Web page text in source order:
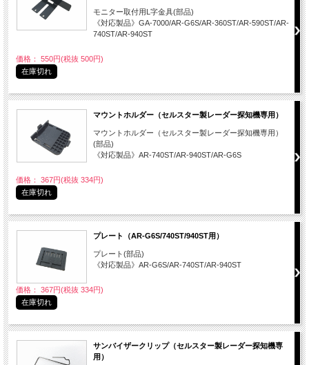
モニター取付用L字金具(部品)
《対応製品》GA-7000/AR-G6S/AR-360ST/AR-590ST/AR-
740ST/AR-940ST
価格： 550円(税抜 500円)
在庫切れ
マウントホルダー（セルスター製レーダー探知機専用）
マウントホルダー（セルスター製レーダー探知機専用）
(部品)
《対応製品》AR-740ST/AR-940ST/AR-G6S
価格： 367円(税抜 334円)
在庫切れ
プレート（AR-G6S/740ST/940ST用）
プレート(部品)
《対応製品》AR-G6S/AR-740ST/AR-940ST
価格： 367円(税抜 334円)
在庫切れ
サンバイザークリップ（セルスター製レーダー探知機専
用）